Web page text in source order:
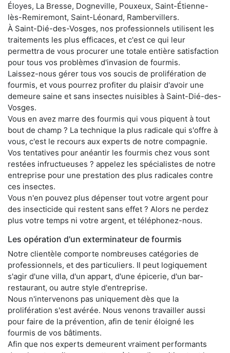
Éloyes, La Bresse, Dogneville, Pouxeux, Saint-Étienne-
lès-Remiremont, Saint-Léonard, Rambervillers.
À Saint-Dié-des-Vosges, nos professionnels utilisent les
traitements les plus efficaces, et c'est ce qui leur
permettra de vous procurer une totale entière satisfaction
pour tous vos problèmes d'invasion de fourmis.
Laissez-nous gérer tous vos soucis de prolifération de
fourmis, et vous pourrez profiter du plaisir d'avoir une
demeure saine et sans insectes nuisibles à Saint-Dié-des-
Vosges.
Vous en avez marre des fourmis qui vous piquent à tout
bout de champ ? La technique la plus radicale qui s'offre à
vous, c'est le recours aux experts de notre compagnie.
Vos tentatives pour anéantir les fourmis chez vous sont
restées infructueuses ? appelez les spécialistes de notre
entreprise pour une prestation des plus radicales contre
ces insectes.
Vous n'en pouvez plus dépenser tout votre argent pour
des insecticide qui restent sans effet ? Alors ne perdez
plus votre temps ni votre argent, et téléphonez-nous.
Les opération d'un exterminateur de fourmis
Notre clientèle comporte nombreuses catégories de
professionnels, et des particuliers. Il peut logiquement
s'agir d'une villa, d'un appart, d'une épicerie, d'un bar-
restaurant, ou autre style d'entreprise.
Nous n'intervenons pas uniquement dès que la
prolifération s'est avérée. Nous venons travailler aussi
pour faire de la prévention, afin de tenir éloigné les
fourmis de vos bâtiments.
Afin que nos experts demeurent vraiment performants